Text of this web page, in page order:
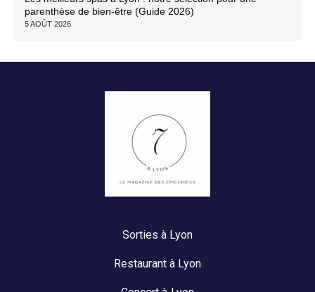
parenthèse de bien-être (Guide 2026)
5 AOÛT 2026
Sorties à Lyon
Restaurant à Lyon